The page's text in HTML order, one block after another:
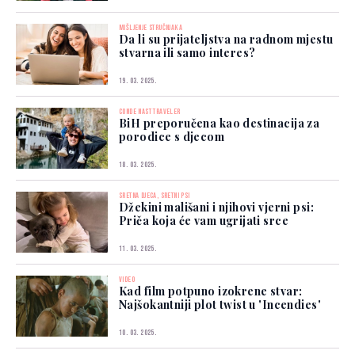
MIŠLJENJE STRUČNJAKA
Da li su prijateljstva na radnom mjestu
stvarna ili samo interes?
19. 03. 2025.
CONDE NAST TRAVELER
BiH preporučena kao destinacija za
porodice s djecom
18. 03. 2025.
SRETNA DJECA, SRETNI PSI
Džekini mališani i njihovi vjerni psi:
Priča koja će vam ugrijati srce
11. 03. 2025.
VIDEO
Kad film potpuno izokrene stvar:
Najšokantniji plot twist u 'Incendies'
10. 03. 2025.